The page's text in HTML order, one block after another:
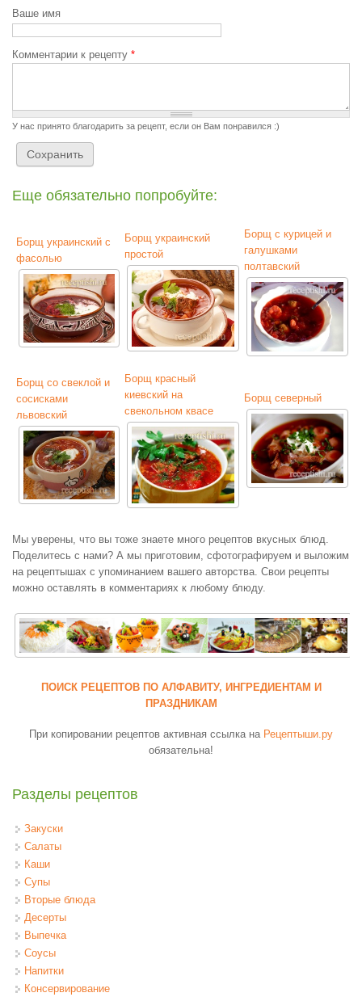
Ваше имя
Комментарии к рецепту *
У нас принято благодарить за рецепт, если он Вам понравился :)
Еще обязательно попробуйте:
Борщ украинский с
фасолью
Борщ украинский
простой
Борщ с курицей и
галушками
полтавский
Борщ со свеклой и
сосисками
львовский
Борщ красный
киевский на
свекольном квасе
Борщ северный
Мы уверены, что вы тоже знаете много рецептов вкусных блюд.
Поделитесь с нами? А мы приготовим, сфотографируем и выложим
на рецептышах с упоминанием вашего авторства. Свои рецепты
можно оставлять в комментариях к любому блюду.
ПОИСК РЕЦЕПТОВ ПО АЛФАВИТУ, ИНГРЕДИЕНТАМ И
ПРАЗДНИКАМ
При копировании рецептов активная ссылка на Рецептыши.ру
обязательна!
Разделы рецептов
Закуски
Салаты
Каши
Супы
Вторые блюда
Десерты
Выпечка
Соусы
Напитки
Консервирование